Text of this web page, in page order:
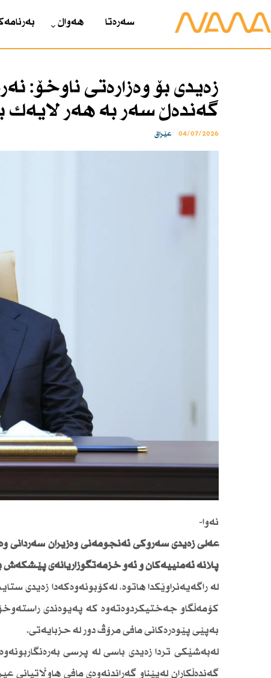
سەرەتا هەواڵ
زەیدی بۆ وەزارەتی ناوخۆ:
گەندەڵ سەر بە هەر لایەك
04/07/2026 عێراق
نەوا-
عەلی زەیدی سەرۆكی ئەنجومەنی وەزیران سەردانی
پلانە ئەمنییەكان و ئەو خزمەتگوزاریانەی پێشكەش
لە راگەیەنراوێكدا هاتوە، لەكۆبونەوەكەدا زەیدی
كۆمەڵگاو جەختیكردوەتەوە كە پەیوەندی
بەپێی پێوەرەكانی مافی مرۆڤ دور لە حزبایەتی.
لەبەشێكی تردا زەیدی باسی لە پرسی
گەندەڵكاران لەپێناو گەڕاندنەوەی مافی